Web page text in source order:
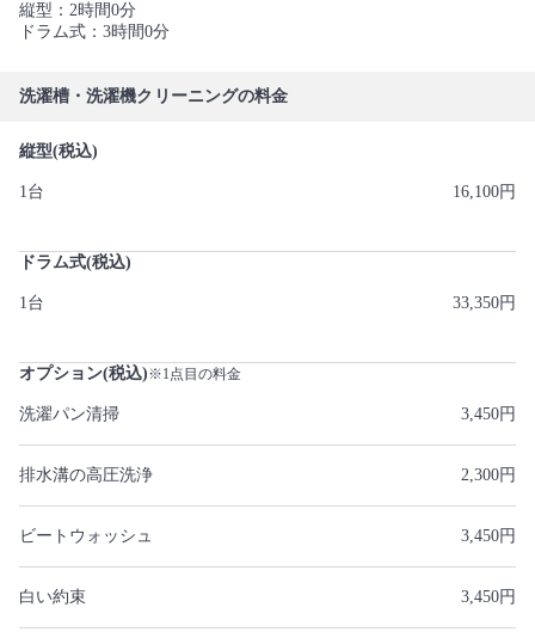
縦型：2時間0分
ドラム式：3時間0分
洗濯槽・洗濯機クリーニングの料金
縦型(税込)
1台 16,100円
ドラム式(税込)
1台 33,350円
オプション(税込)※1点目の料金
洗濯パン清掃 3,450円
排水溝の高圧洗浄 2,300円
ビートウォッシュ 3,450円
白い約束 3,450円